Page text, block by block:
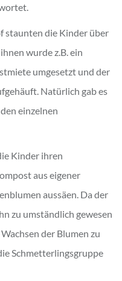
staunten die Kinder über
wurde z.B. ein
umgesetzt und der
Natürlich gab es
einzelnen
Kinder ihren
aus eigener
aussäen. Da der
zu umständlich gewesen
der Blumen zu
Schmetterlingsgruppe